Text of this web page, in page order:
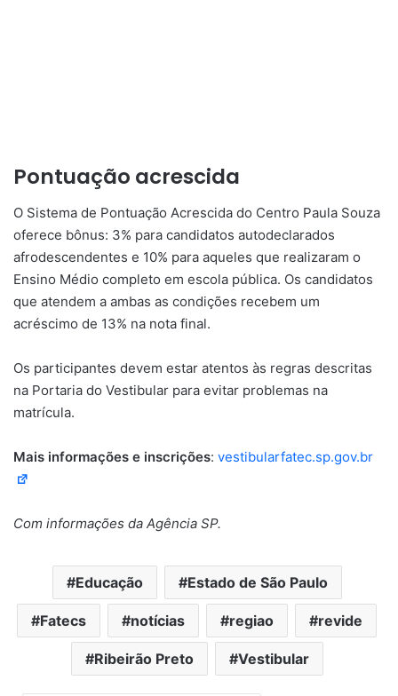
Pontuação acrescida
O Sistema de Pontuação Acrescida do Centro Paula Souza
oferece bônus: 3% para candidatos autodeclarados
afrodescendentes e 10% para aqueles que realizaram o
Ensino Médio completo em escola pública. Os candidatos
que atendem a ambas as condições recebem um
acréscimo de 13% na nota final.
Os participantes devem estar atentos às regras descritas
na Portaria do Vestibular para evitar problemas na
matrícula.
Mais informações e inscrições: vestibularfatec.sp.gov.br
Com informações da Agência SP.
Educação Estado de São Paulo
Fatecs notícias regiao revide
Ribeirão Preto Vestibular